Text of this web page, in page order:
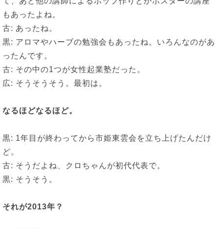
もあったよね。
古: あったね。
黒: アロマやハーブの勉強会もあったね。いろんなのがあ
ったんです。
古: その中の1つが女性起業塾だった。
広: そうそうそう。最初は。
なるほどなるほど。
黒: 1年目が終わってから市姫東雲会を立ち上げたんだけ
ど。
古: そうだよね、クロちゃんが初代代表で。
黒: そうそう。
それが2013年？